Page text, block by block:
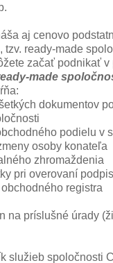
aj cenovo
tzv. ready-made
začať podnikať
made
dokumentov
podielu v
osoby konateľa
zhromaždenia
pri overovaní
registra
na príslušné úrady
služieb spoločnosti